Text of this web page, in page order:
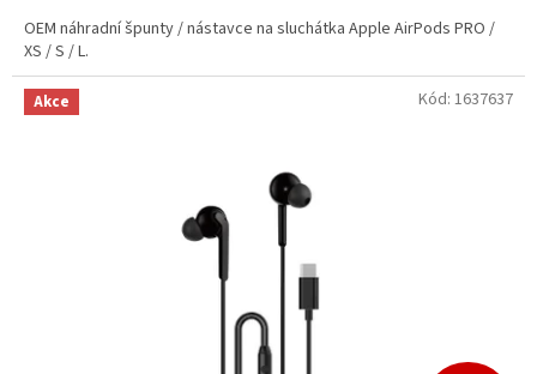
OEM náhradní špunty / nástavce na sluchátka Apple AirPods PRO /
XS / S / L.
Akce Kód: 1637637